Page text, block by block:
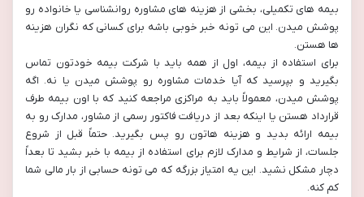
بیمه های تکمیلی، بخشی از هزینه های مشاوره روانشناسی یا خانواده رو
پوشش میدن. این می تونه خبر خوبی باشه برای کسانی که نگران هزینه
ها هستن.
برای استفاده از بیمه، اول از همه باید با شرکت بیمه خودتون تماس
بگیرید و بپرسید که آیا خدمات مشاوره رو پوشش میدن یا نه. اگه
پوشش میدن، معمولاً باید به مراکزی مراجعه کنید که با اون بیمه طرف
قرارداد هستن یا اینکه بعد از دریافت فاکتور رسمی از مشاور، مدارک رو به
بیمه ارائه بدید و هزینه هاتون رو پس بگیرید. حتماً قبل از شروع
جلسات، از شرایط و مدارک لازم برای استفاده از بیمه با خبر بشید تا بعداً
دچار مشکل نشید. این یه امتیاز بزرگه که می تونه حسابی از بار مالی شما
کم کنه.